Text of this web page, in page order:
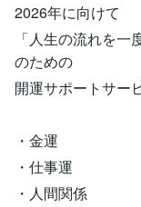
2026年に向けて
「人生の流れを一
のための
開運サポートサー
・金運
・仕事運
・人間関係